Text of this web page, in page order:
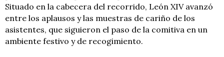
Situado en la cabecera del recorrido, León XIV avanzó
entre los aplausos y las muestras de cariño de los
asistentes, que siguieron el paso de la comitiva en un
ambiente festivo y de recogimiento.